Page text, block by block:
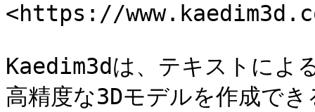
<https://
Kaedim3dは、テキストによ
高精度な3Dモデルを作成で